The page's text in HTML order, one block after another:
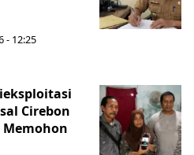
- 12:25
Cirebon